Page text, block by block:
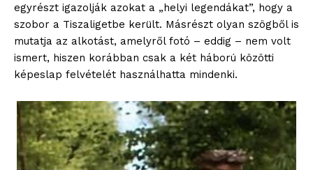
egyrészt igazolják azokat a „helyi legendákat”, hogy a
szobor a Tiszaligetbe került. Másrészt olyan szögből is
mutatja az alkotást, amelyről fotó – eddig – nem volt
ismert, hiszen korábban csak a két háború közötti
képeslap felvételét használhatta mindenki.